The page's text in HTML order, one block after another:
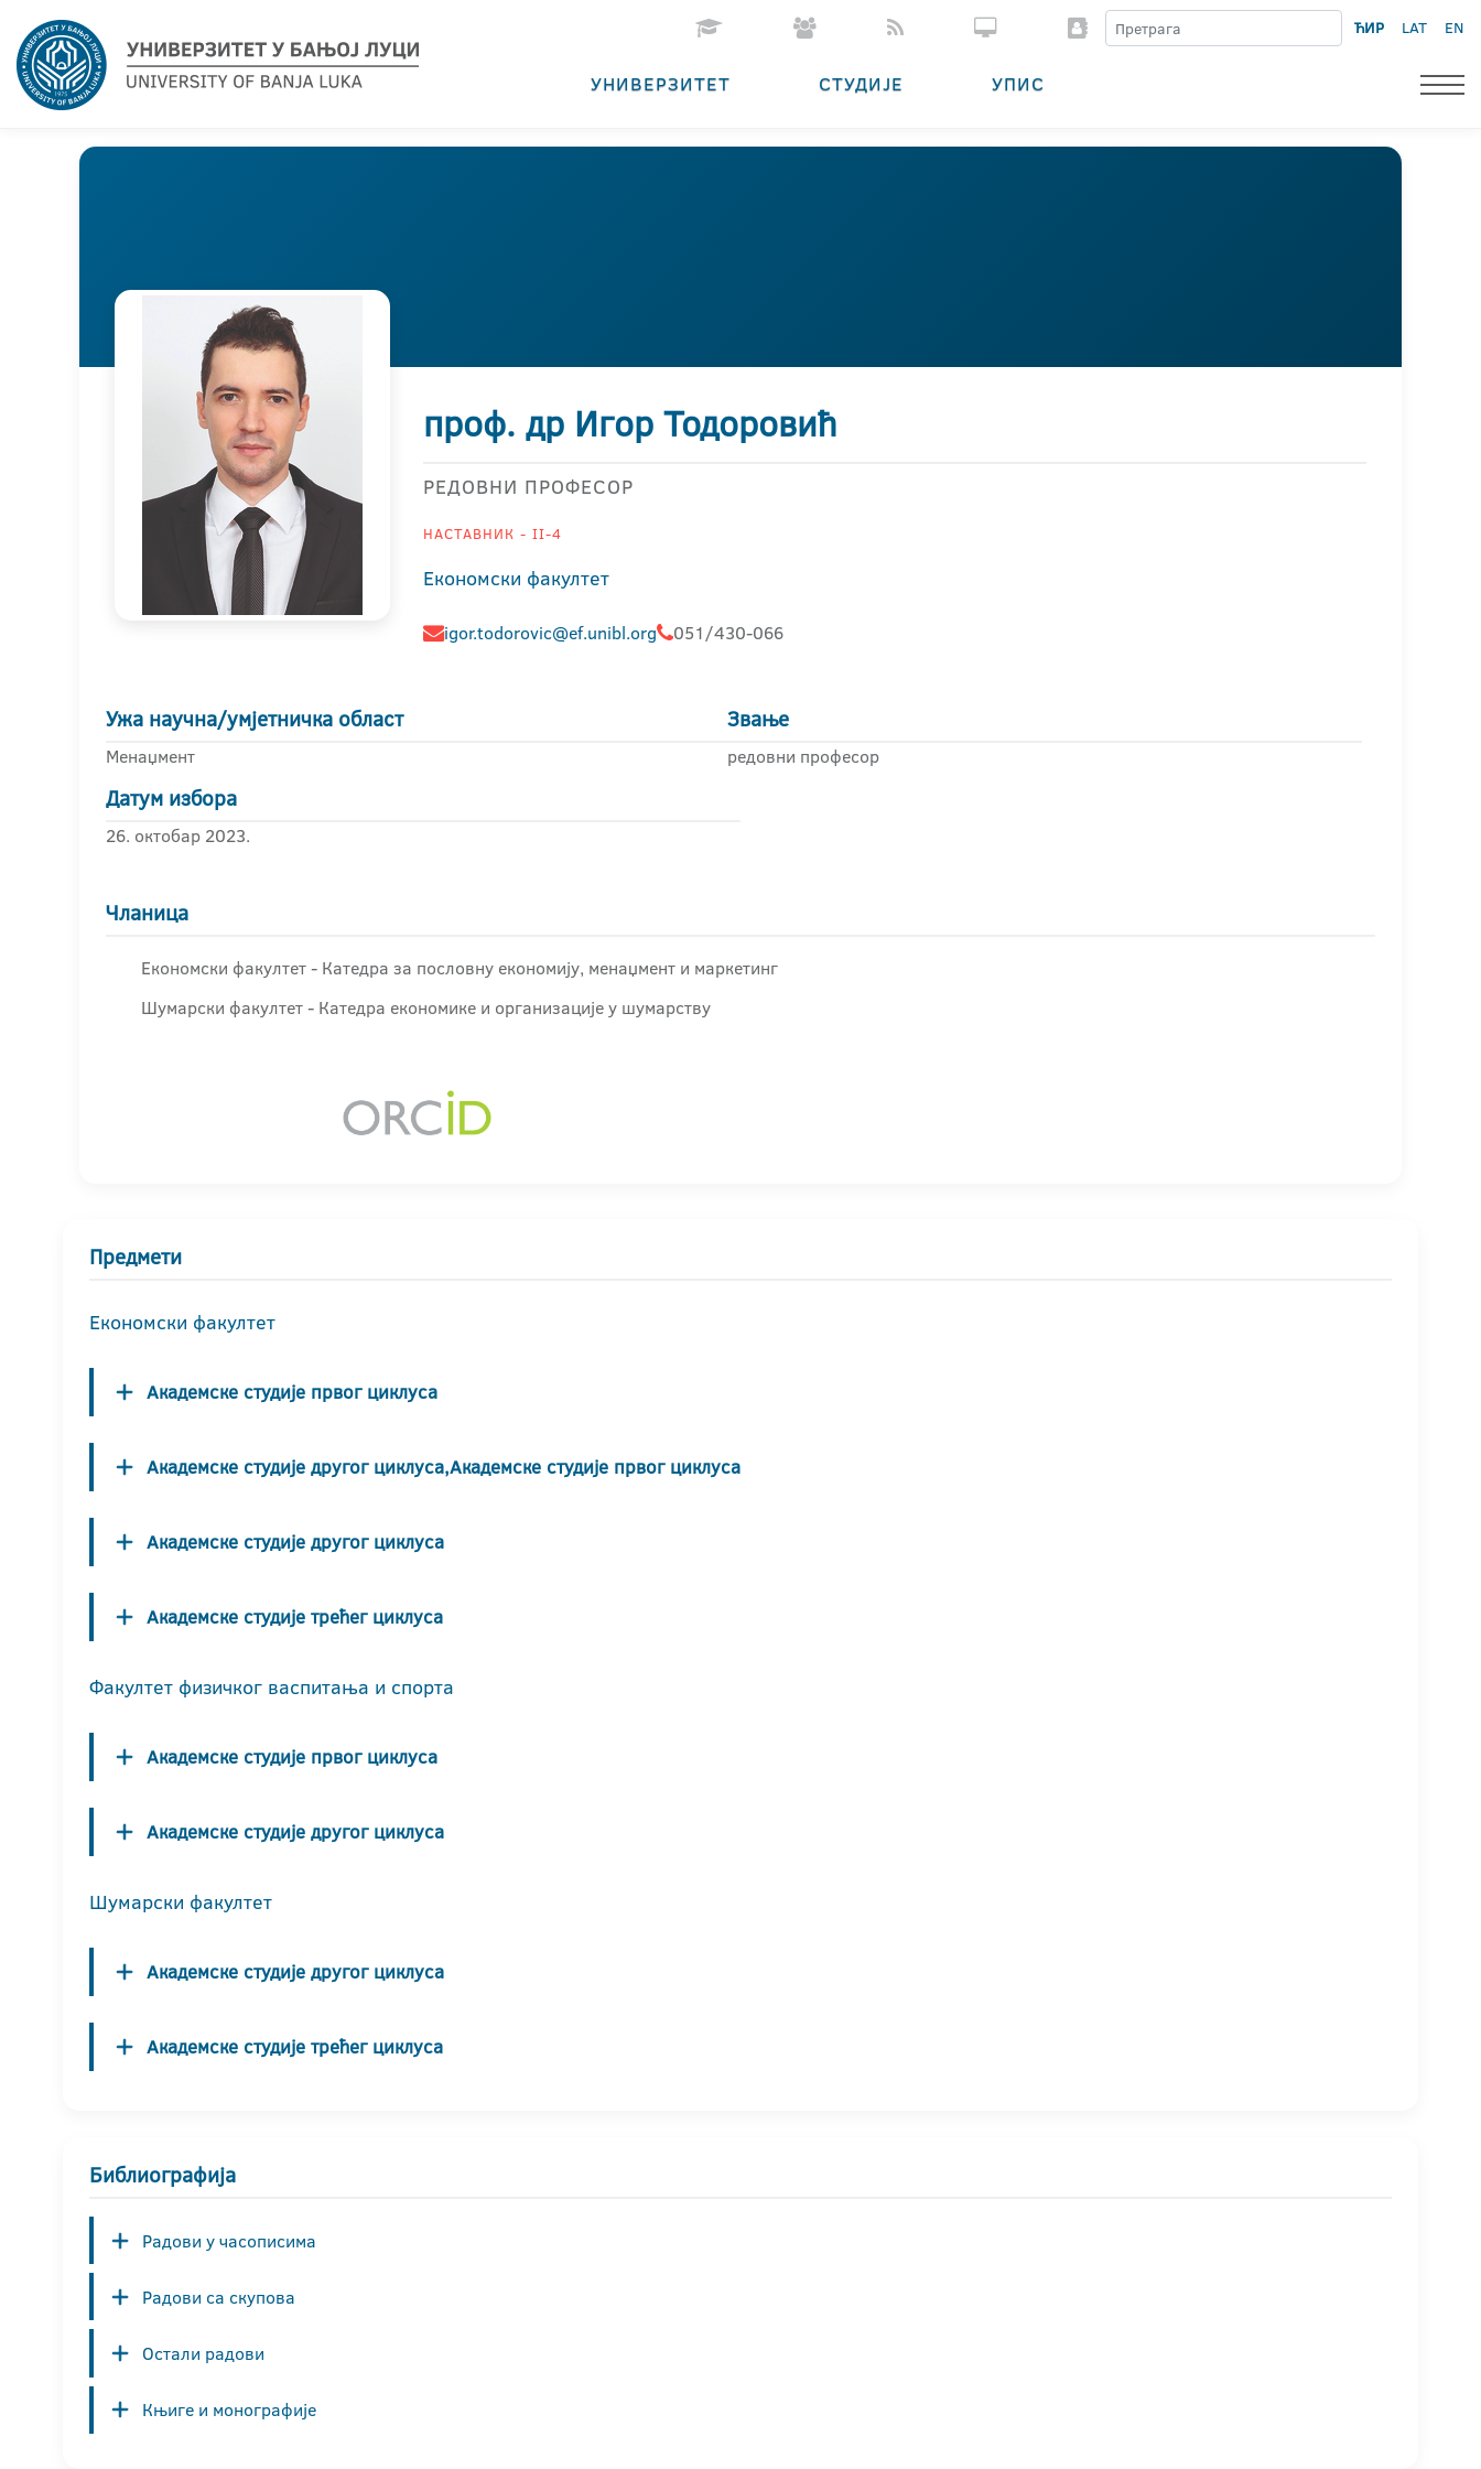
ЋИР LAT EN
УНИВЕРЗИТЕТ СТУДИЈЕ УПИС
проф. др Игор Тодоровић
РЕДОВНИ ПРОФЕСОР
НАСТАВНИК - II-4
Економски факултет
igor.todorovic@ef.unibl.org 051/430-066
Ужа научна/умјетничка област
Менаџмент
Звање
редовни професор
Датум избора
26. октобар 2023.
Чланица
Економски факултет - Катедра за пословну економију, менаџмент и маркетинг
Шумарски факултет - Катедра економикe и организацијe у шумарству
Предмети
Економски факултет
Академске студије првог циклуса
Академске студије другог циклуса,Академске студије првог циклуса
Академске студије другог циклуса
Академске студије трећег циклуса
Факултет физичког васпитања и спорта
Академске студије првог циклуса
Академске студије другог циклуса
Шумарски факултет
Академске студије другог циклуса
Академске студије трећег циклуса
Библиографија
Радови у часописима
Радови са скупова
Остали радови
Књиге и монографије